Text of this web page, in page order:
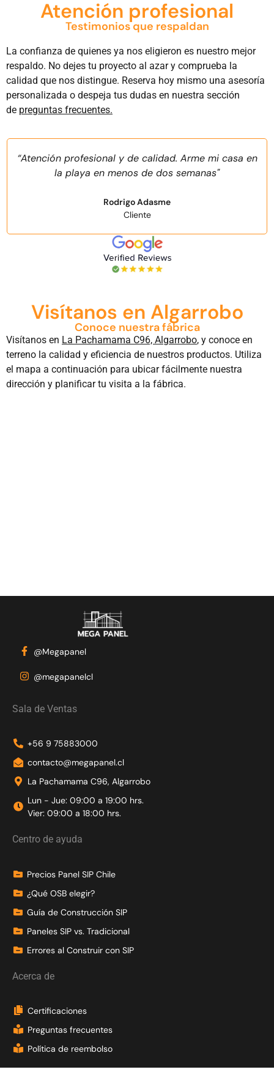
Atención profesional
Testimonios que respaldan
La confianza de quienes ya nos eligieron es nuestro mejor
respaldo. No dejes tu proyecto al azar y comprueba la
calidad que nos distingue. Reserva hoy mismo una asesoría
personalizada o despeja tus dudas en nuestra sección
de preguntas frecuentes.
“Atención profesional y de calidad. Arme mi casa en
la playa en menos de dos semanas"
Rodrigo Adasme
Cliente
Visítanos en Algarrobo
Conoce nuestra fábrica
Visítanos en La Pachamama C96, Algarrobo, y conoce en
terreno la calidad y eficiencia de nuestros productos. Utiliza
el mapa a continuación para ubicar fácilmente nuestra
dirección y planificar tu visita a la fábrica.
@Megapanel
@megapanelcl
Sala de Ventas
+56 9 75883000
contacto@megapanel.cl
La Pachamama C96, Algarrobo
Lun - Jue: 09:00 a 19:00 hrs.
Vier: 09:00 a 18:00 hrs.
Centro de ayuda
Precios Panel SIP Chile
¿Qué OSB elegir?
Guía de Construcción SIP
Paneles SIP vs. Tradicional
Errores al Construir con SIP
Acerca de
Certificaciones
Preguntas frecuentes
Política de reembolso